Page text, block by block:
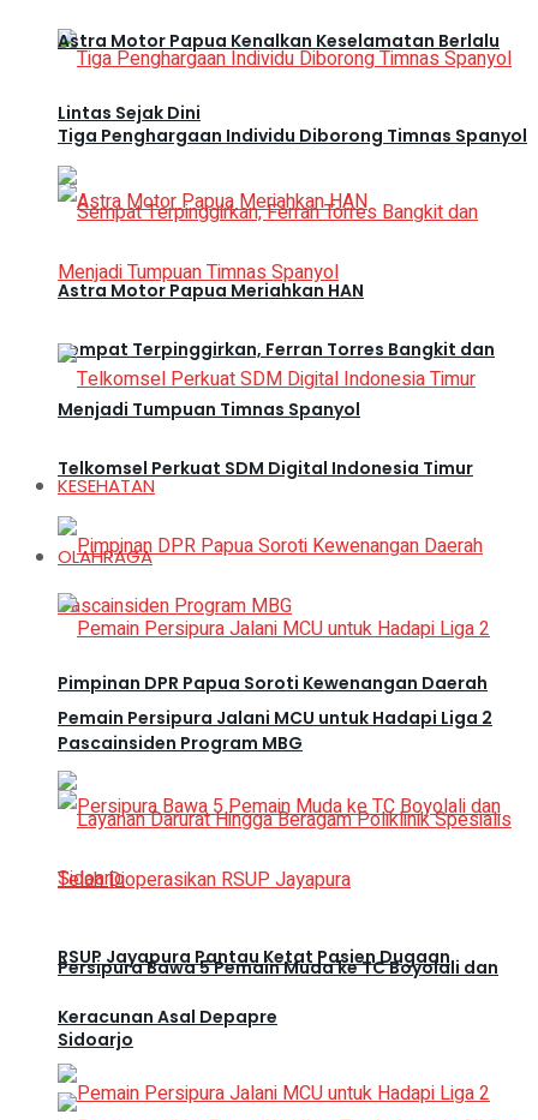
Tiga Penghargaan Individu Diborong Timnas Spanyol
Sempat Terpinggirkan, Ferran Torres Bangkit dan
Menjadi Tumpuan Timnas Spanyol
KESEHATAN
Pimpinan DPR Papua Soroti Kewenangan Daerah
Pascainsiden Program MBG
RSUP Jayapura Pantau Ketat Pasien Dugaan
Keracunan Asal Depapre
Astra Motor Papua Kenalkan Keselamatan Berlalu
Lintas Sejak Dini
Astra Motor Papua Meriahkan HAN
Telkomsel Perkuat SDM Digital Indonesia Timur
OLAHRAGA
Pemain Persipura Jalani MCU untuk Hadapi Liga 2
Persipura Bawa 5 Pemain Muda ke TC Boyolali dan
Sidoarjo